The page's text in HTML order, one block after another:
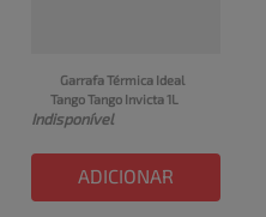
Garrafa Térmica Ideal
Tango Tango Invicta 1L
Indisponível
ADICIONAR